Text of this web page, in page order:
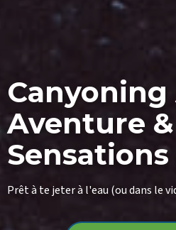
Canyoning
Aventure &
Prêt à te jeter à l'eau (ou dans le